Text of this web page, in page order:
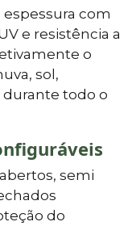
espessura com
e resistência a
o
sol,
durante todo o
semi
do